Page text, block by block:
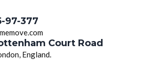
97-377
Court Road
England.